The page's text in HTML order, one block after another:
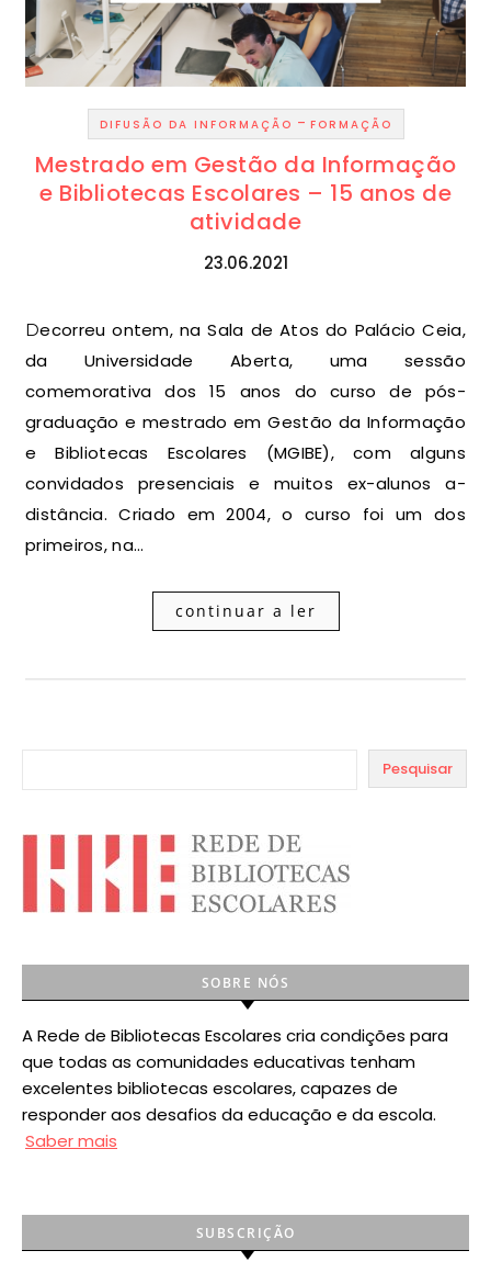
DIFUSÃO DA INFORMAÇÃO - FORMAÇÃO
Mestrado em Gestão da Informação
e Bibliotecas Escolares – 15 anos de
atividade
23.06.2021
Decorreu ontem, na Sala de Atos do Palácio Ceia,
da Universidade Aberta, uma sessão
comemorativa dos 15 anos do curso de pós-
graduação e mestrado em Gestão da Informação
e Bibliotecas Escolares (MGIBE), com alguns
convidados presenciais e muitos ex-alunos a-
distância. Criado em 2004, o curso foi um dos
primeiros, na…
continuar a ler
Pesquisar
SOBRE NÓS
A Rede de Bibliotecas Escolares cria condições para
que todas as comunidades educativas tenham
excelentes bibliotecas escolares, capazes de
responder aos desafios da educação e da escola.
Saber mais
SUBSCRIÇÃO